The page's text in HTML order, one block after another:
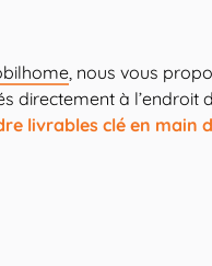
, nous vous
directement à l’endroit
livrables clé en main